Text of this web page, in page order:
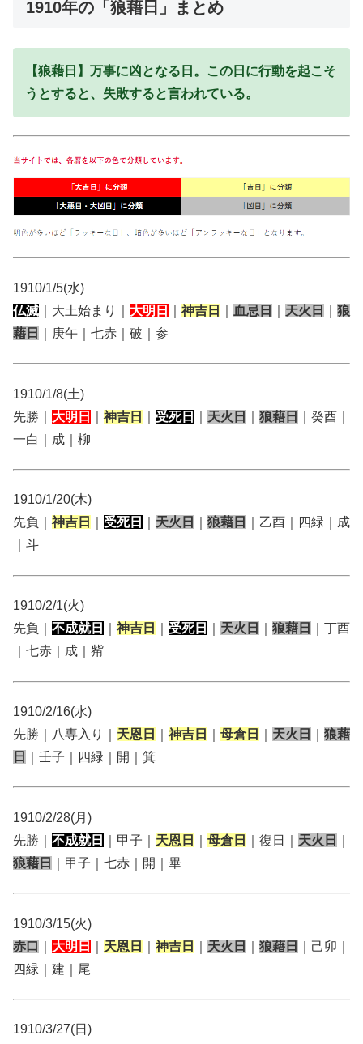
1910年の「狼藉日」まとめ
【狼藉日】万事に凶となる日。この日に行動を起こそ
うとすると、失敗すると言われている。
1910/1/5(水)
仏滅 ｜大土始まり｜ 大明日 神吉日 血忌日 天火日
狼
藉日
｜庚午｜七赤｜破｜参
1910/1/8(土)
先勝｜ 大明日 神吉日 受死日 天火日 狼藉日
｜癸酉｜
一白｜成｜柳
1910/1/20(木)
先負｜ 神吉日 受死日 天火日 狼藉日
｜乙酉｜四緑｜成
｜斗
1910/2/1(火)
先負｜ 不成就日 神吉日 受死日 天火日 狼藉日
｜丁酉
｜七赤｜成｜觜
1910/2/16(水)
先勝｜八専入り｜ 天恩日 神吉日 母倉日 天火日
狼藉
日
｜壬子｜四緑｜開｜箕
1910/2/28(月)
先勝｜ 不成就日 ｜甲子｜ 天恩日 母倉日 ｜復日｜ 天火日
狼藉日
｜甲子｜七赤｜開｜畢
1910/3/15(火)
赤口
大明日 天恩日 神吉日 天火日 狼藉日
｜己卯｜
四緑｜建｜尾
1910/3/27(日)